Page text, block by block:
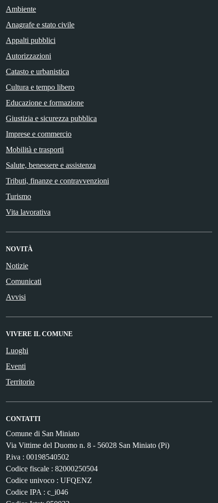
Ambiente
Anagrafe e stato civile
Appalti pubblici
Autorizzazioni
Catasto e urbanistica
Cultura e tempo libero
Educazione e formazione
Giustizia e sicurezza pubblica
Imprese e commercio
Mobilità e trasporti
Salute, benessere e assistenza
Tributi, finanze e contravvenzioni
Turismo
Vita lavorativa
NOVITÀ
Notizie
Comunicati
Avvisi
VIVERE IL COMUNE
Luoghi
Eventi
Territorio
CONTATTI
Comune di San Miniato
Via Vittime del Duomo n. 8 - 56028 San Miniato (Pi)
P.iva : 00198540502
Codice fiscale : 82000250504
Codice univoco : UFQENZ
Codice IPA : c_i046